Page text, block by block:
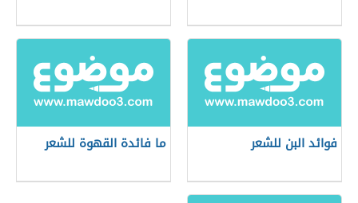
فوائد البن للشعر ما فائدة القهوة للشعر